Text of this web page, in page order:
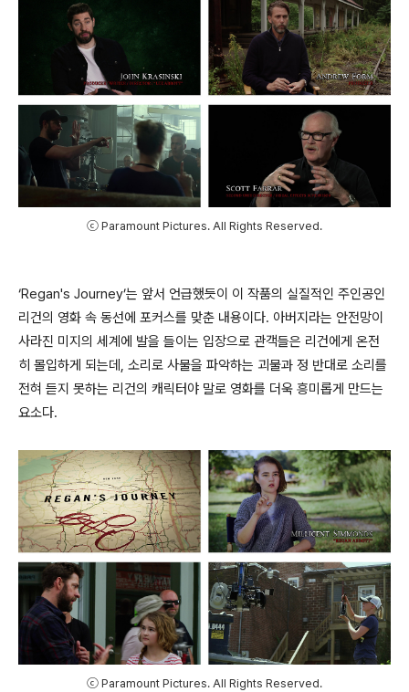
ⓒ Paramount Pictures. All Rights Reserved.
‘Regan's Journey’는 앞서 언급했듯이 이 작품의 실질적인 주인공인
리건의 영화 속 동선에 포커스를 맞춘 내용이다. 아버지라는 안전망이
사라진 미지의 세계에 발을 들이는 입장으로 관객들은 리건에게 온전
히 몰입하게 되는데, 소리로 사물을 파악하는 괴물과 정 반대로 소리를
전혀 듣지 못하는 리건의 캐릭터야 말로 영화를 더욱 흥미롭게 만드는
요소다.
ⓒ Paramount Pictures. All Rights Reserved.